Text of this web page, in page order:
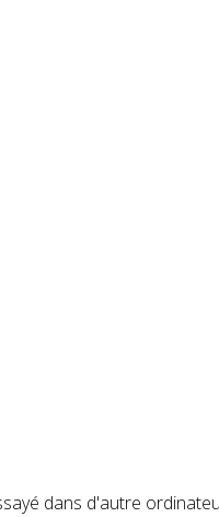
dans d'autre